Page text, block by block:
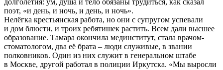
поэт, «и день, и ночь, и день, и ночь».
Нелёгка крестьянская работа, но они с супругом успевали
и дом блюсти, и троих ребятишек растить. Всем дали высшее
образование. Тамара окончила мединститут, стала врачом-
стоматологом, два её брата – люди служивые, в звании
полковников. Один из них служит в генеральном штабе
в Москве, другой работал в полиции Иркутска. «Мы выросли